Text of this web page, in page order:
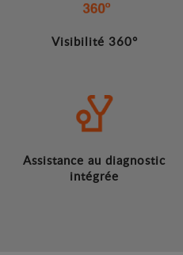
Visibilité 360°
Assistance au diagnostic
intégrée